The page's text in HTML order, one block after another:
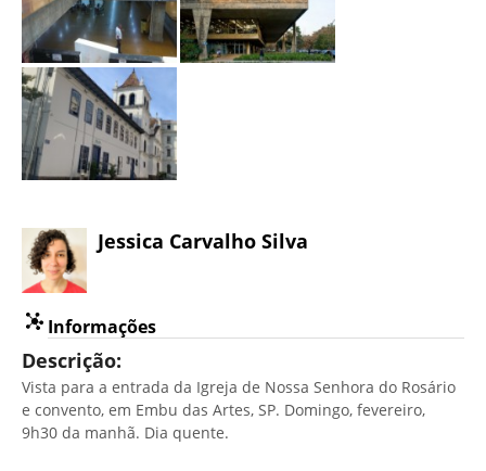
Jessica Carvalho Silva
Informações
Descrição:
Vista para a entrada da Igreja de Nossa Senhora do Rosário
e convento, em Embu das Artes, SP. Domingo, fevereiro,
9h30 da manhã. Dia quente.